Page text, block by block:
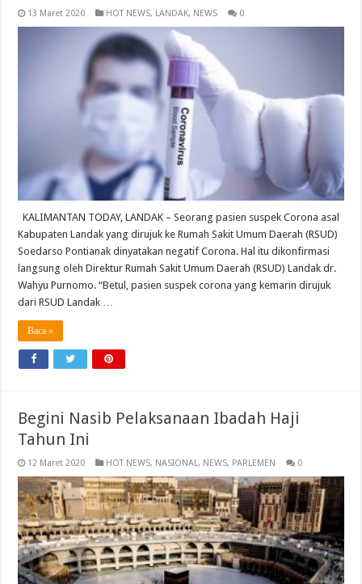
13 Maret 2020 HOT NEWS, LANDAK, NEWS 0
KALIMANTAN TODAY, LANDAK – Seorang pasien suspek Corona asal
Kabupaten Landak yang dirujuk ke Rumah Sakit Umum Daerah (RSUD)
Soedarso Pontianak dinyatakan negatif Corona. Hal itu dikonfirmasi
langsung oleh Direktur Rumah Sakit Umum Daerah (RSUD) Landak dr.
Wahyu Purnomo. “Betul, pasien suspek corona yang kemarin dirujuk
dari RSUD Landak …
Baca »
Begini Nasib Pelaksanaan Ibadah Haji
Tahun Ini
12 Maret 2020 HOT NEWS, NASIONAL, NEWS, PARLEMEN 0